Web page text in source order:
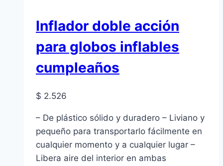
Inflador doble acción
para globos inflables
cumpleaños
$ 2.526
– De plástico sólido y duradero – Liviano y
pequeño para transportarlo fácilmente en
cualquier momento y a cualquier lugar –
Libera aire del interior en ambas